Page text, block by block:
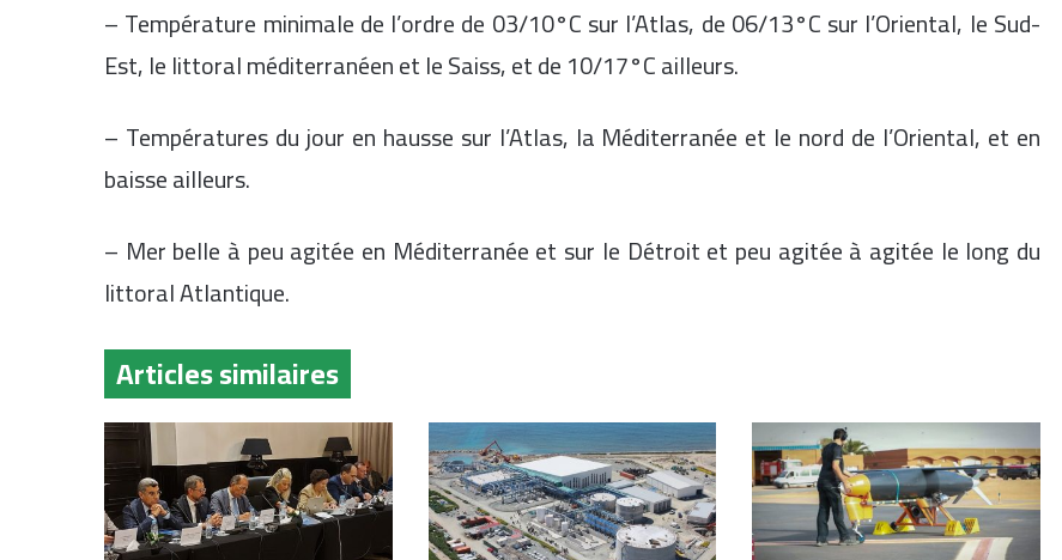
– Température minimale de l’ordre de 03/10°C sur l’Atlas, de 06/13°C sur l’Oriental, le Sud-
Est, le littoral méditerranéen et le Saiss, et de 10/17°C ailleurs.
– Températures du jour en hausse sur l’Atlas, la Méditerranée et le nord de l’Oriental, et en
baisse ailleurs.
– Mer belle à peu agitée en Méditerranée et sur le Détroit et peu agitée à agitée le long du
littoral Atlantique.
Articles similaires